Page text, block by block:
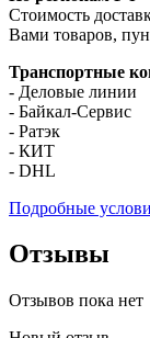
Стоимость
Вами товаров,
Транспортные
- Деловые линии
- Байкал-Сервис
- Ратэк
- КИТ
- DHL
Подробные
Отзывы
Отзывов пока нет